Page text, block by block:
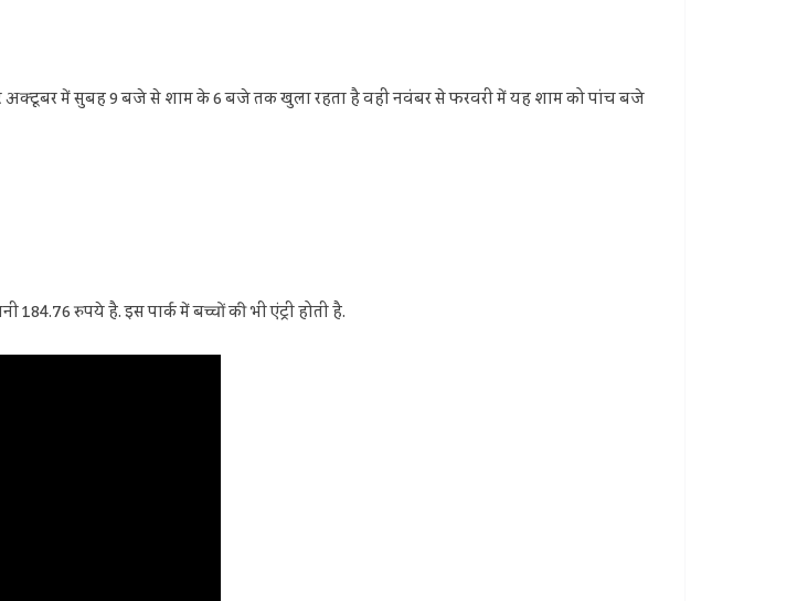
अक्टूबर में सुबह 9 बजे से शाम के 6 बजे तक खुला रहता है वहीं नवंबर से फरवरी में यह शाम को पांच बजे
रुपये है. इस पार्क में बच्चों की भी एंट्री होती है.